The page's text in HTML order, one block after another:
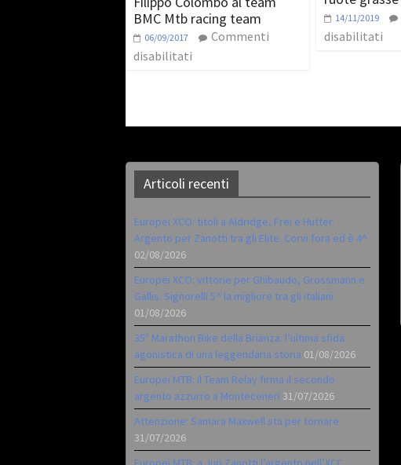
BMC Mtb racing team
06/09/2017
Commenti
disabilitati
14/11/2019
disabilitati
Articoli recenti
Europei XCO: titoli a Aldridge, Frei e Hutter.
Argento per Zanotti tra gli Elite. Corvi fora ed è 4^
02/08/2026
Europei XCO: vittorie per Ghibaudo, Grossmann e
Gallis. Signorelli 5^ la migliore tra gli italiani
01/08/2026
35ª Marathon Bike della Brianza: l’ultima sfida
agonistica di una leggendaria storia 01/08/2026
Europei MTB: il Team Relay firma il secondo
argento azzurro a Monteceneri 31/07/2026
Attenzione: Samara Maxwell sta per tornare
31/07/2026